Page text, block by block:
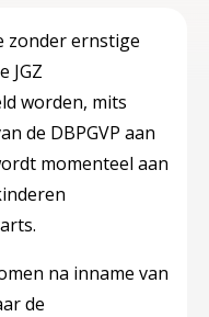
zonder ernstige
JGZ
worden, mits
de DBPGVP aan
momenteel aan
na inname van
de